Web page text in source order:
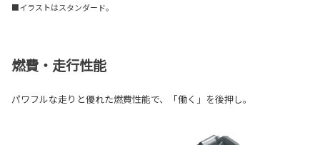
■イラストはスタンダード。
燃費・走行性能
パワフルな走りと優れた燃費性能で、「働く」を後押し。